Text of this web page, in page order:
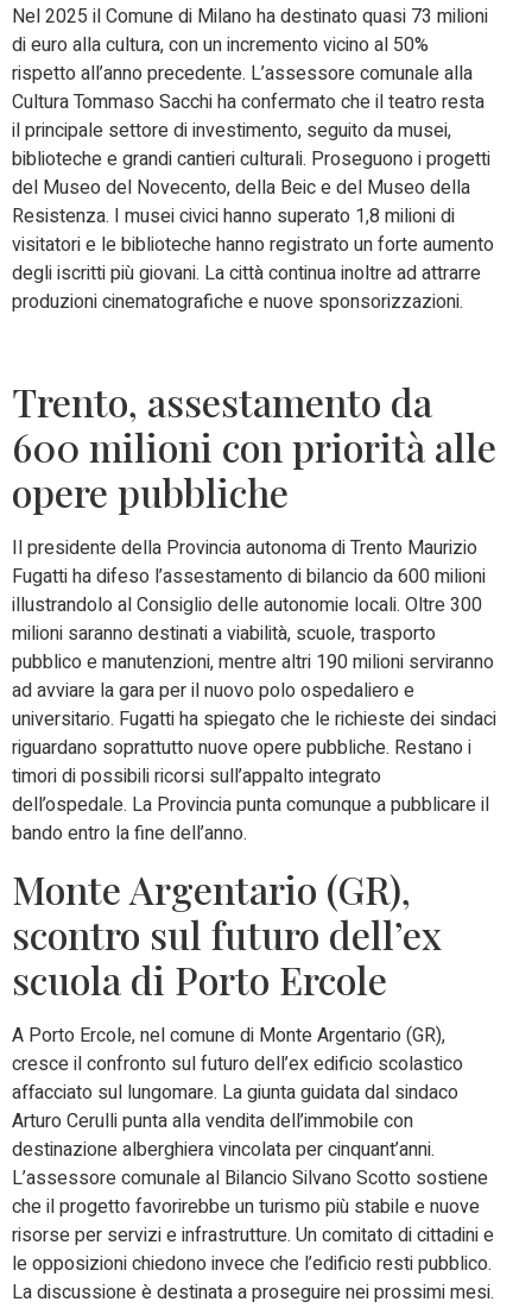
Nel 2025 il Comune di Milano ha destinato quasi 73 milioni
di euro alla cultura, con un incremento vicino al 50%
rispetto all’anno precedente. L’assessore comunale alla
Cultura Tommaso Sacchi ha confermato che il teatro resta
il principale settore di investimento, seguito da musei,
biblioteche e grandi cantieri culturali. Proseguono i progetti
del Museo del Novecento, della Beic e del Museo della
Resistenza. I musei civici hanno superato 1,8 milioni di
visitatori e le biblioteche hanno registrato un forte aumento
degli iscritti più giovani. La città continua inoltre ad attrarre
produzioni cinematografiche e nuove sponsorizzazioni.
Trento, assestamento da
600 milioni con priorità alle
opere pubbliche
Il presidente della Provincia autonoma di Trento Maurizio
Fugatti ha difeso l’assestamento di bilancio da 600 milioni
illustrandolo al Consiglio delle autonomie locali. Oltre 300
milioni saranno destinati a viabilità, scuole, trasporto
pubblico e manutenzioni, mentre altri 190 milioni serviranno
ad avviare la gara per il nuovo polo ospedaliero e
universitario. Fugatti ha spiegato che le richieste dei sindaci
riguardano soprattutto nuove opere pubbliche. Restano i
timori di possibili ricorsi sull’appalto integrato
dell’ospedale. La Provincia punta comunque a pubblicare il
bando entro la fine dell’anno.
Monte Argentario (GR),
scontro sul futuro dell’ex
scuola di Porto Ercole
A Porto Ercole, nel comune di Monte Argentario (GR),
cresce il confronto sul futuro dell’ex edificio scolastico
affacciato sul lungomare. La giunta guidata dal sindaco
Arturo Cerulli punta alla vendita dell’immobile con
destinazione alberghiera vincolata per cinquant’anni.
L’assessore comunale al Bilancio Silvano Scotto sostiene
che il progetto favorirebbe un turismo più stabile e nuove
risorse per servizi e infrastrutture. Un comitato di cittadini e
le opposizioni chiedono invece che l’edificio resti pubblico.
La discussione è destinata a proseguire nei prossimi mesi.